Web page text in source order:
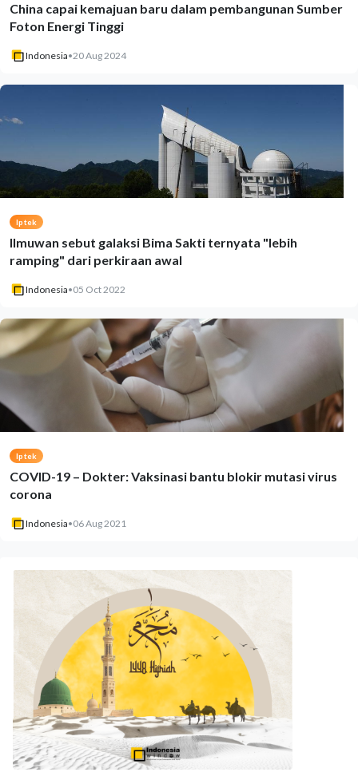
China capai kemajuan baru dalam pembangunan Sumber
Foton Energi Tinggi
Indonesia•20 Aug 2024
Iptek
Ilmuwan sebut galaksi Bima Sakti ternyata "lebih
ramping" dari perkiraan awal
Indonesia•05 Oct 2022
Iptek
COVID-19 – Dokter: Vaksinasi bantu blokir mutasi virus
corona
Indonesia•06 Aug 2021